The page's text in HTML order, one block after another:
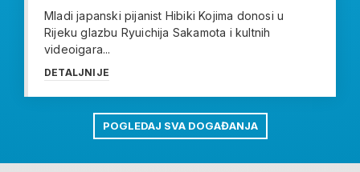
Mladi japanski pijanist Hibiki Kojima donosi u
Rijeku glazbu Ryuichija Sakamota i kultnih
videoigara...
DETALJNIJE
POGLEDAJ SVA DOGAĐANJA